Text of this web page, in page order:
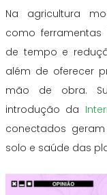
Na agricultura
como ferramentas
de tempo e
além de oferecer
mão de obra.
introdução da
conectados
solo e saúde das